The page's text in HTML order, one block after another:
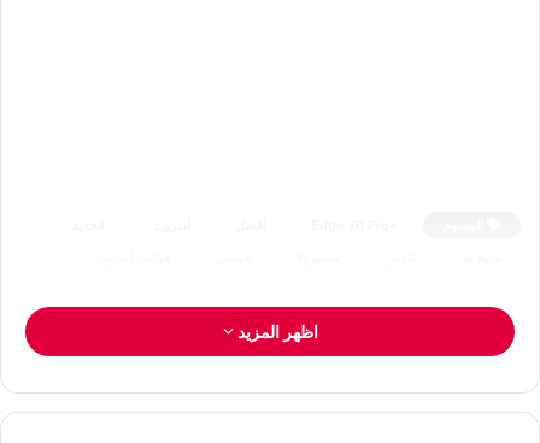
اظهر المزيد